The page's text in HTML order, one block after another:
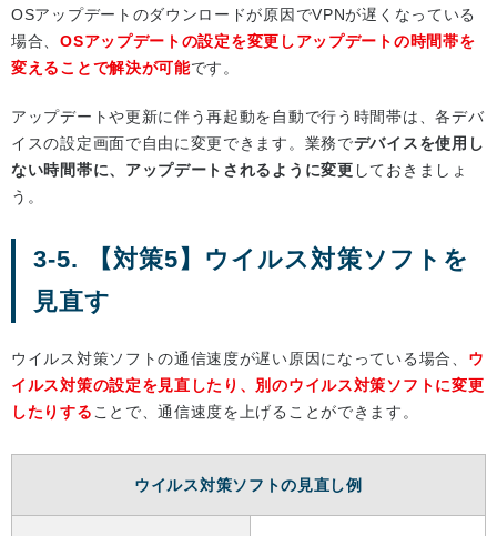
OSアップデートのダウンロードが原因でVPNが遅くなっている
場合、OSアップデートの設定を変更しアップデートの時間帯を
変えることで解決が可能です。
アップデートや更新に伴う再起動を自動で行う時間帯は、各デバ
イスの設定画面で自由に変更できます。業務でデバイスを使用し
ない時間帯に、アップデートされるように変更 しておきましょ
う。
3-5. 【対策5】ウイルス対策ソフトを
見直す
ウイルス対策ソフトの通信速度が遅い原因になっている場合、 ウ
イルス対策の設定を見直したり、別のウイルス対策ソフトに変更
したりする ことで、通信速度を上げることができます。
ウイルス対策ソフトの見直し例